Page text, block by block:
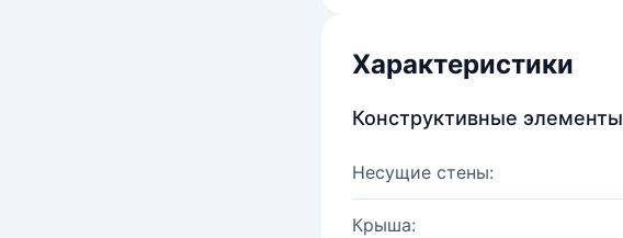
Характеристики
Конструктивные элементы
Несущие стены:
Крыша: